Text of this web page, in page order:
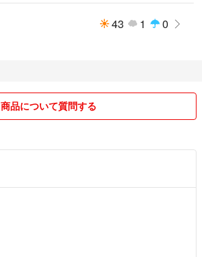
43 1 0
商品について質問する